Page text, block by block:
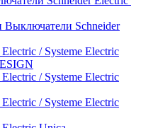
Выключатели Schneider
Electric / Systeme Electric
Electric / Systeme Electric
Electric / Systeme Electric